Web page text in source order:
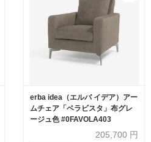
erba idea（エルバ イデア）アー
ムチェア「ベラビスタ」布グレ
ージュ色 #0FAVOLA403
205,700 円